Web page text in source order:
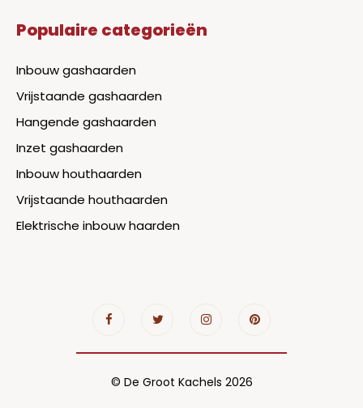
Populaire categorieën
Inbouw gashaarden
Vrijstaande gashaarden
Hangende gashaarden
Inzet gashaarden
Inbouw houthaarden
Vrijstaande houthaarden
Elektrische inbouw haarden
© De Groot Kachels 2026